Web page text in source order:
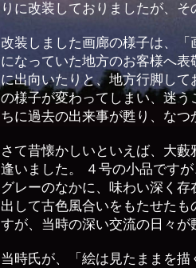
りに改装しておりましたが、そ
改装しました画廊の様子は、
になっていた地方のお客様へ
に出向いたりと、地方行脚し
の様子が変わってしまい、迷
ちに過去の出来事が甦り、なつ
さて昔懐かしいといえば、大
逢いました。 ４号の小品です
グレーのなかに、味わい深く
出して古色風合いをもたせた
すが、当時の深い交流の日々が
当時氏が、「絵は見たままを